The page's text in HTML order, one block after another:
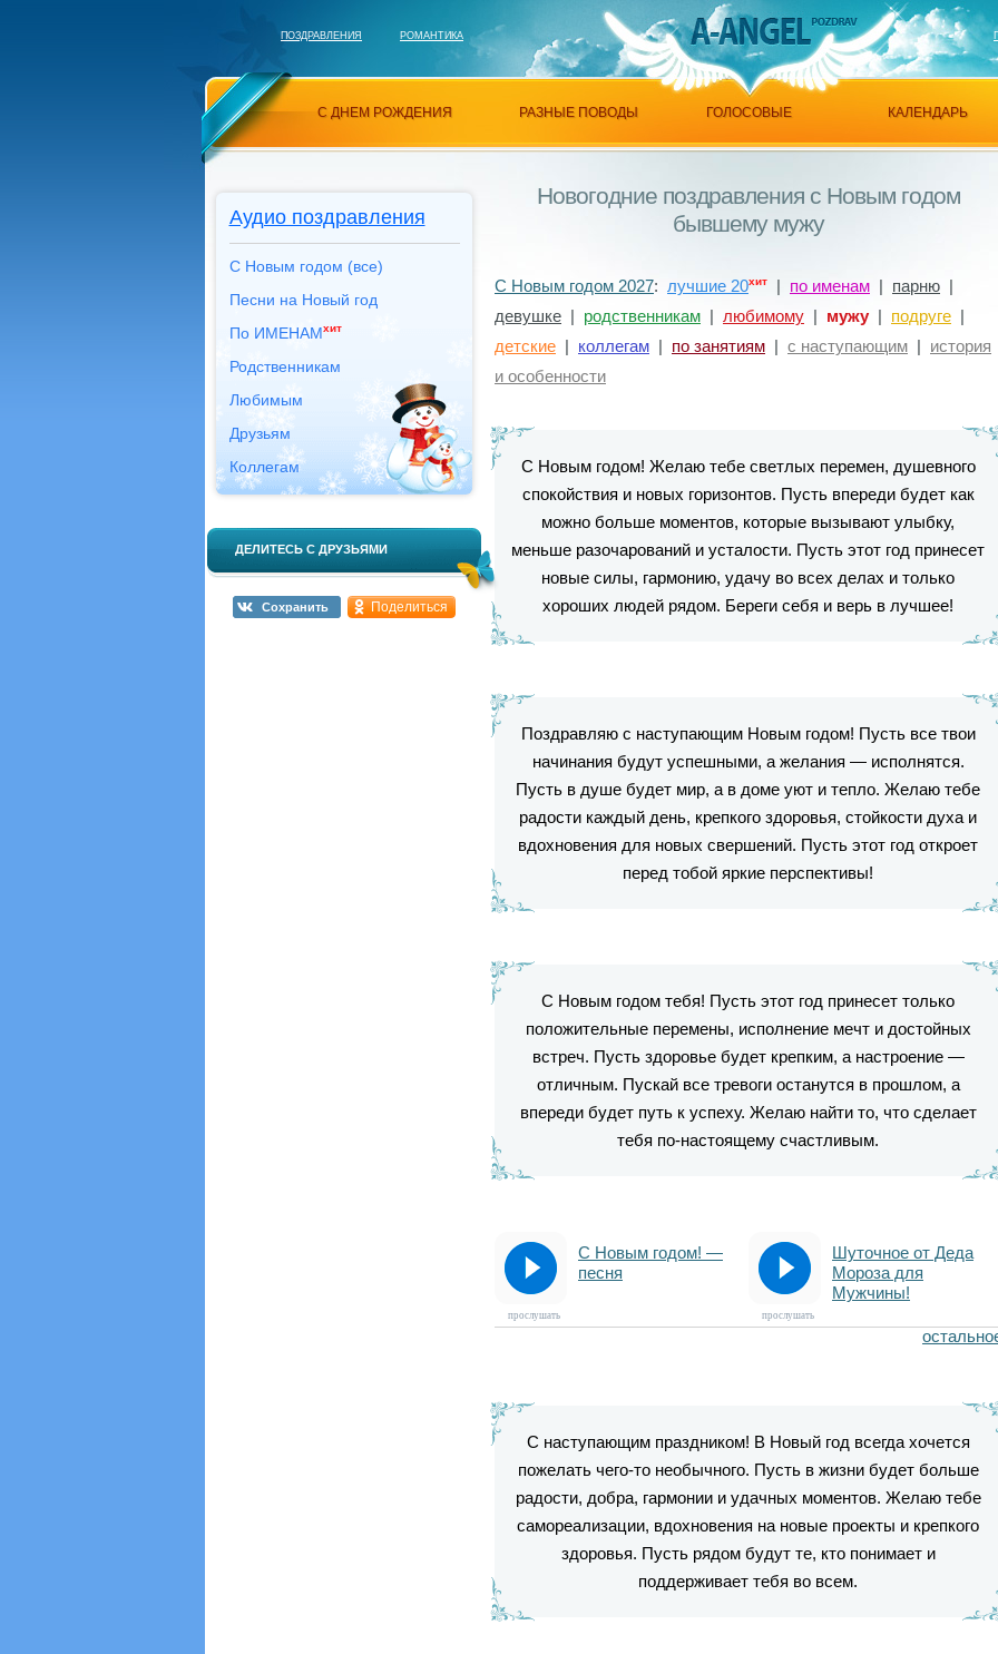
ПОЗДРАВЛЕНИЯ РОМАНТИКА
С ДНЕМ РОЖДЕНИЯ РАЗНЫЕ ПОВОДЫ ГОЛОСОВЫЕ КАЛЕНДАРЬ
Новогодние поздравления с Новым годом
бывшему мужу
С Новым годом 2027: лучшие 20хит | по именам | парню |
девушке | родственникам | любимому | мужу | подруге |
детские | коллегам | по занятиям | с наступающим | история
и особенности
С Новым годом! Желаю тебе светлых перемен, душевного
спокойствия и новых горизонтов. Пусть впереди будет как
можно больше моментов, которые вызывают улыбку,
меньше разочарований и усталости. Пусть этот год принесет
новые силы, гармонию, удачу во всех делах и только
хороших людей рядом. Береги себя и верь в лучшее!
Поздравляю с наступающим Новым годом! Пусть все твои
начинания будут успешными, а желания — исполнятся.
Пусть в душе будет мир, а в доме уют и тепло. Желаю тебе
радости каждый день, крепкого здоровья, стойкости духа и
вдохновения для новых свершений. Пусть этот год откроет
перед тобой яркие перспективы!
С Новым годом тебя! Пусть этот год принесет только
положительные перемены, исполнение мечт и достойных
встреч. Пусть здоровье будет крепким, а настроение —
отличным. Пускай все тревоги останутся в прошлом, а
впереди будет путь к успеху. Желаю найти то, что сделает
тебя по-настоящему счастливым.
С Новым годом! —
песня
прослушать
Шуточное от Деда
Мороза для
Мужчины!
прослушать
С наступающим праздником! В Новый год всегда хочется
пожелать чего-то необычного. Пусть в жизни будет больше
радости, добра, гармонии и удачных моментов. Желаю тебе
самореализации, вдохновения на новые проекты и крепкого
здоровья. Пусть рядом будут те, кто понимает и
поддерживает тебя во всем.
Аудио поздравления
С Новым годом (все)
Песни на Новый год
По ИМЕНАМхит
Родственникам
Любимым
Друзьям
Коллегам
ДЕЛИТЕСЬ С ДРУЗЬЯМИ
Сохранить Поделиться